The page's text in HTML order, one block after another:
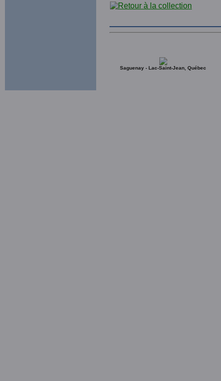
Saguenay - Lac-Saint-Jean, Québec